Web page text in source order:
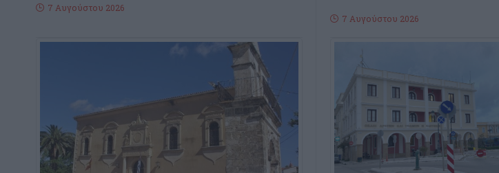
7 Αυγούστου 2026
7 Αυγούστου 2026